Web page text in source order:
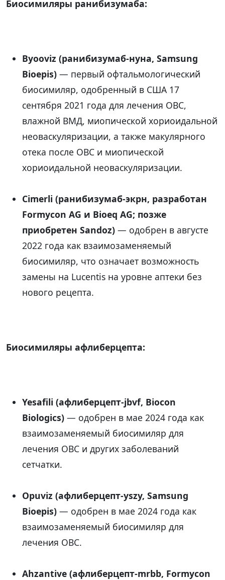
Биосимиляры ранибизумаба:
Byooviz (ранибизумаб-нуна, Samsung
Bioepis) — первый офтальмологический
биосимиляр, одобренный в США 17
сентября 2021 года для лечения ОВС,
влажной ВМД, миопической хориоидальной
неоваскуляризации, а также макулярного
отека после ОВС и миопической
хориоидальной неоваскуляризации.
Cimerli (ранибизумаб-экрн, разработан
Formycon AG и Bioeq AG; позже
приобретен Sandoz) — одобрен в августе
2022 года как взаимозаменяемый
биосимиляр, что означает возможность
замены на Lucentis на уровне аптеки без
нового рецепта.
Биосимиляры афлиберцепта:
Yesafili (афлиберцепт-jbvf, Biocon
Biologics) — одобрен в мае 2024 года как
взаимозаменяемый биосимиляр для
лечения ОВС и других заболеваний
сетчатки.
Opuviz (афлиберцепт-yszy, Samsung
Bioepis) — одобрен в мае 2024 года как
взаимозаменяемый биосимиляр для
лечения ОВС.
Ahzantive (афлиберцепт-mrbb, Formycon